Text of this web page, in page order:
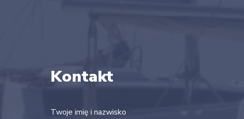
Kontakt
Twoje imię i nazwisko